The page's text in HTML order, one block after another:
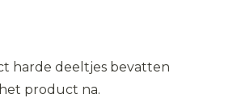
harde deeltjes bevatten
product na.